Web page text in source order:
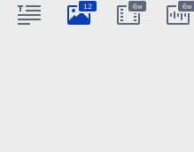
12 6м 6м